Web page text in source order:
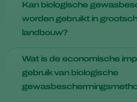
voor ongedierte en geen schade
nuttige organismen.
Kan biologische
worden gebruikt in
landbouw?
met succes geïmplementeerd in
landbouwactiviteiten.
Wat is de economische
gebruik van biologische